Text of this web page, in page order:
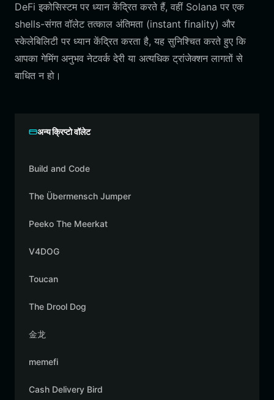
DeFi इकोसिस्टम पर ध्यान केंद्रित करते हैं, वहीं Solana पर एक
shells-संगत वॉलेट तत्काल अंतिमता (instant finality) और
स्केलेबिलिटी पर ध्यान केंद्रित करता है, यह सुनिश्चित करते हुए कि
आपका गेमिंग अनुभव नेटवर्क देरी या अत्यधिक ट्रांजेक्शन लागतों से
बाधित न हो।
अन्य क्रिप्टो वॉलेट
Build and Code
The Übermensch Jumper
Peeko The Meerkat
V4DOG
Toucan
The Drool Dog
金龙
memefi
Cash Delivery Bird